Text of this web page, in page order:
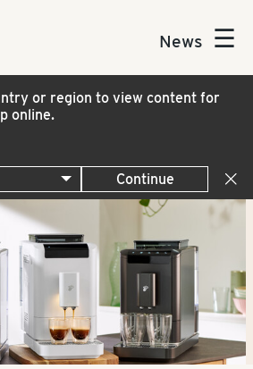
News ☰
or region to view content for
online.
Continue